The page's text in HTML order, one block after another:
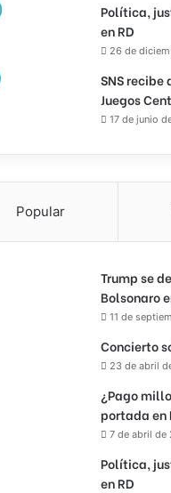
Política,
en RD
26 de
SNS
Juegos
17 de junio
Popular
Trump se
Bolsonaro
11 de
Concierto
23 de abril
¿Pago
portada en
7 de abril de
Política,
en RD